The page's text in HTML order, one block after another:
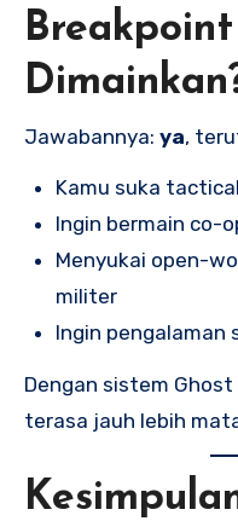
Jawabannya: ya,
Kamu suka
Ingin bermain co-
Menyukai open-
militer
Ingin pengalaman
Dengan sistem
terasa jauh lebih